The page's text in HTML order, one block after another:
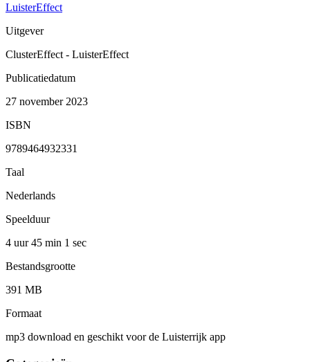
LuisterEffect
Uitgever
ClusterEffect - LuisterEffect
Publicatiedatum
27 november 2023
ISBN
9789464932331
Taal
Nederlands
Speelduur
4 uur 45 min 1 sec
Bestandsgrootte
391 MB
Formaat
mp3 download en geschikt voor de Luisterrijk app